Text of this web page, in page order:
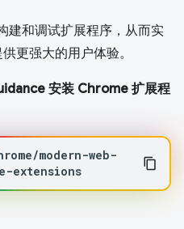
建和调试扩展程序，从而实
更强大的用户体验。
安装 Chrome 扩展程
modern-web-
extensions